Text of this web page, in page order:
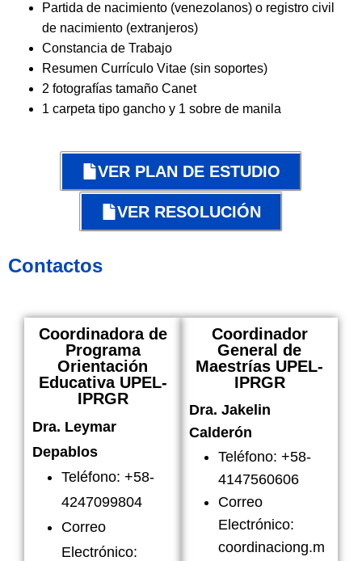
Partida de nacimiento (venezolanos) o registro civil
de nacimiento (extranjeros)
Constancia de Trabajo
Resumen Currículo Vitae (sin soportes)
2 fotografías tamaño Canet
1 carpeta tipo gancho y 1 sobre de manila
VER PLAN DE ESTUDIO
VER RESOLUCIÓN
Contactos
Coordinadora de
Programa
Orientación
Educativa UPEL-
IPRGR
Dra. Leymar
Depablos
Teléfono: +58-
4247099804
Correo
Electrónico:
Coordinador
General de
Maestrías UPEL-
IPRGR
Dra. Jakelin
Calderón
Teléfono: +58-
4147560606
Correo
Electrónico:
coordinaciong.m